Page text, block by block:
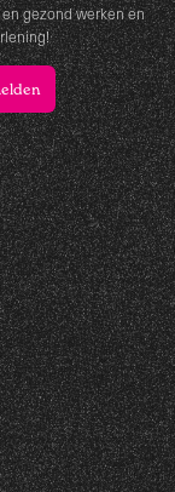
gezond werken en